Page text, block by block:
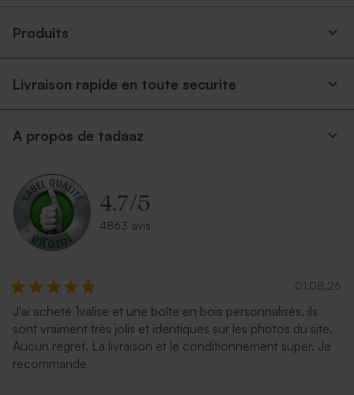
Produits
Livraison rapide en toute securite
A propos de tadaaz
4.7/5
4863 avis
01.08.26
J'ai acheté 1valise et une boîte en bois personnalisés, ils
sont vraiment très jolis et identiques sur les photos du site.
Aucun regret. La livraison et le conditionnement super. Je
recommande